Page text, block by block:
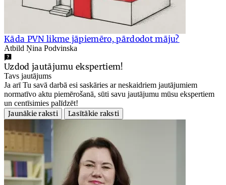
Kāda PVN likme jāpiemēro, pārdodot māju?
Atbild Ņina Podvinska
Uzdod jautājumu ekspertiem!
Tavs jautājums
Ja arī Tu savā darbā esi saskāries ar neskaidriem jautājumiem
normatīvo aktu piemērošanā, sūti savu jautājumu mūsu ekspertiem
un centīsimies palīdzēt!
Jaunākie raksti
Lasītākie raksti